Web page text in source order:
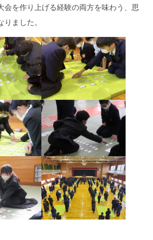
会を作り上げる経験の両方を味わう、思
ました。